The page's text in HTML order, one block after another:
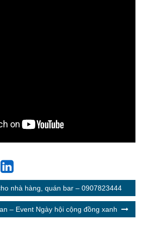
nhà hàng, quán bar – 0907823444
– Event Ngày hội cộng đồng xanh